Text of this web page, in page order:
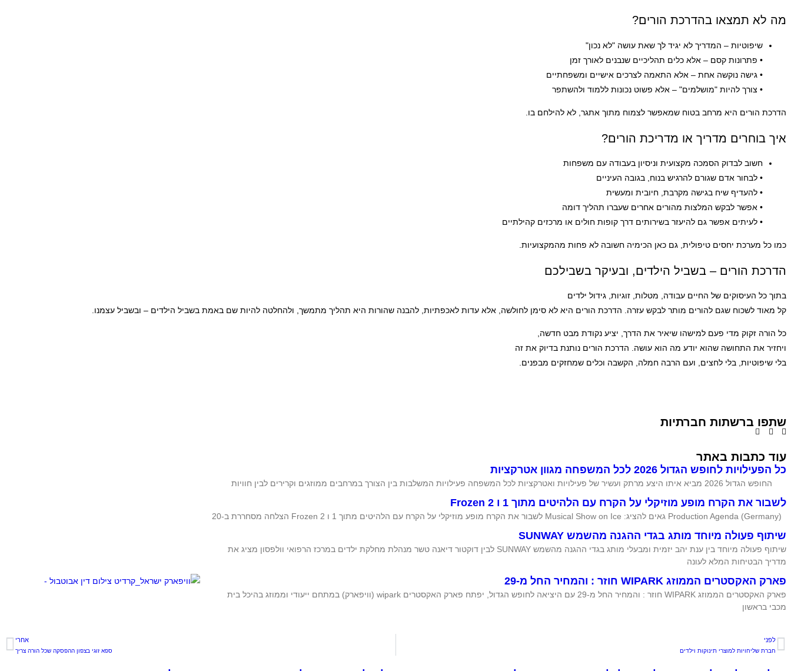
מה לא תמצאו בהדרכת הורים?
שיפוטיות – המדריך לא יגיד לך שאת עושה "לא נכון"
• פתרונות קסם – אלא כלים תהליכיים שנבנים לאורך זמן
• גישה נוקשה אחת – אלא התאמה לצרכים אישיים ומשפחתיים
• צורך להיות "מושלמים" – אלא פשוט נכונות ללמוד ולהשתפר
הדרכת הורים היא מרחב בטוח שמאפשר לצמוח מתוך אתגר, לא להילחם בו.
איך בוחרים מדריך או מדריכת הורים?
חשוב לבדוק הסמכה מקצועית וניסיון בעבודה עם משפחות
• לבחור אדם שגורם להרגיש בנוח, בגובה העיניים
• להעדיף שיח בגישה מקרבת, חיובית ומעשית
• אפשר לבקש המלצות מהורים אחרים שעברו תהליך דומה
• לעיתים אפשר גם להיעזר בשירותים דרך קופות חולים או מרכזים קהילתיים
כמו כל מערכת יחסים טיפולית, גם כאן הכימיה חשובה לא פחות מהמקצועיות.
הדרכת הורים – בשביל הילדים, ובעיקר בשבילכם
בתוך כל העיסוקים של החיים עבודה, מטלות, זוגיות, גידול ילדים
קל מאוד לשכוח שגם להורים מותר לבקש עזרה. הדרכת הורים היא לא סימן לחולשה, אלא עדות לאכפתיות, להבנה שהורות היא תהליך מתמשך, ולהחלטה להיות שם באמת בשביל הילדים – ובשביל עצמנו.
כל הורה זקוק מדי פעם למישהו שיאיר את הדרך, יציע נקודת מבט חדשה,
ויחזיר את התחושה שהוא יודע מה הוא עושה. הדרכת הורים נותנת בדיוק את זה
בלי שיפוטיות, בלי לחצים, ועם הרבה חמלה, הקשבה וכלים שמחזקים מבפנים.
שתפו ברשתות חברתיות
עוד כתבות באתר
כל הפעילויות לחופש הגדול 2026 לכל המשפחה מגוון אטרקציות
החופש הגדול 2026 מביא איתו היצע מרתק ועשיר של פעילויות ואטרקציות לכל המשפחה פעילויות המשלבות בין הצורך במרחבים ממוזגים וקרירים לבין חוויות
לשבור את הקרח מופע מוזיקלי על הקרח עם הלהיטים מתוך 1 ו Frozen 2
שיתוף פעולה מיוחד מותג בגדי ההגנה מהשמש SUNWAY
שיתוף פעולה מיוחד בין ענת יהב יזמית ומבעלי מותג בגדי ההגנה מהשמש SUNWAY לבין דוקטור דיאנה טשר מנהלת מחלקת ילדים במרכז הרפואי וולפסון מציג את
מדריך הבטיחות המלא לעונה
פארק האקסטרים הממוזג WIPARK חוזר : והמחיר החל מ-29
פארק האקסטרים הממוזג WIPARK חוזר : והמחיר החל מ-29 עם היציאה לחופש הגדול, יפתח פארק האקסטרים wipark (וויפארק) במתחם ייעודי וממוזג בהיכל בית
מכבי בראשון
לפני
חברת שליחויות למוצרי תינוקות וילדים
אחרי
ספא זוגי בצפון ההפסקה שכל הורה צריך